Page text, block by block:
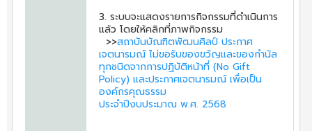
3. ระบบจะแสดงรายการกิจกรรมที่ดำเนินการ
แล้ว โดยให้คลิกที่ภาพกิจกรรม
>>สถาบันบัณฑิตพัฒนศิลป์ ประกาศ
เจตนารมณ์ ไม่ขอรับของขวัญและของกำนัล
ทุกชนิดจากการปฏิบัติหน้าที่ (No Gift
Policy) และประกาศเจตนารมณ์ เพื่อเป็น
องค์กรคุณธรรม
ประจำปีงบประมาณ พ.ศ. 2568